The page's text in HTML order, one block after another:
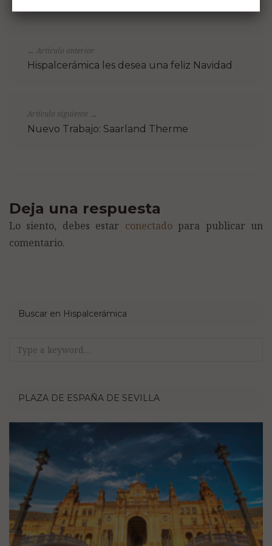
← Artículo anterior
Hispalcerámica les desea una feliz Navidad
Artículo siguiente →
Nuevo Trabajo: Saarland Therme
Deja una respuesta
Lo siento, debes estar conectadopara publicar un
comentario.
Buscar en Hispalcerámica
Search
PLAZA DE ESPAÑA DE SEVILLA